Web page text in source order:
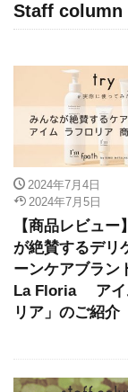
Staff column
2024年7月4日
2024年7月5日
【商品レビュー
が絶賛するデリ
ーンケアブラン
La Floria アイ
リア」のご紹介